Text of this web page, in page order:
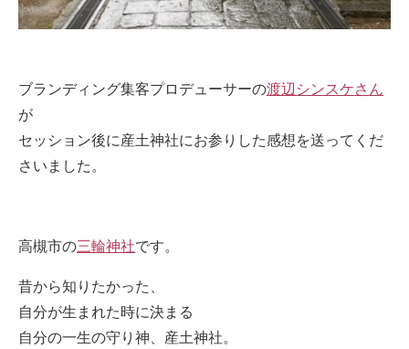
ブランディング集客プロデューサーの渡辺シンスケさん
が
セッション後に産土神社にお参りした感想を送ってくだ
さいました。
高槻市の三輪神社です。
昔から知りたかった、
自分が生まれた時に決まる
自分の一生の守り神、産土神社。